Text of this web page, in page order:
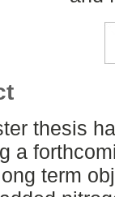
thesis
a
term